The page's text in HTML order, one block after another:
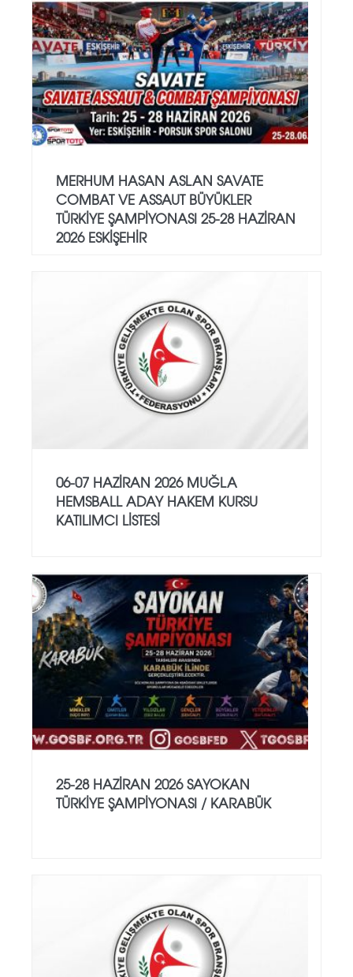
MERHUM HASAN ASLAN SAVATE
COMBAT VE ASSAUT BÜYÜKLER
TÜRKİYE ŞAMPİYONASI 25-28 HAZİRAN
2026 ESKİŞEHİR
06-07 HAZİRAN 2026 MUĞLA
HEMSBALL ADAY HAKEM KURSU
KATILIMCI LİSTESİ
25-28 HAZİRAN 2026 SAYOKAN
TÜRKİYE ŞAMPİYONASI / KARABÜK